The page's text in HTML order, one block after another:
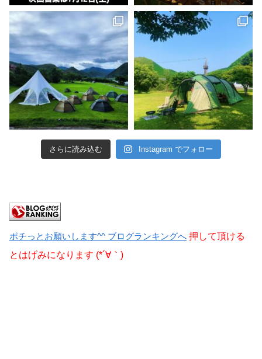
さらに読み込む Instagram でフォロー
ポチっとお願いします^^ ブログランキングへ 押して頂ける
とはげみになります (*´∀｀)